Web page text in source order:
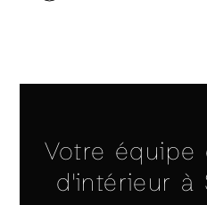
Votre équipe
d'intérieur à